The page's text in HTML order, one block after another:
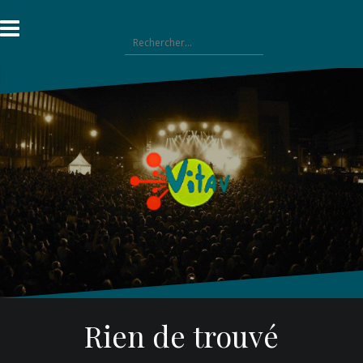
au
contenu
Rechercher :
Rien de trouvé